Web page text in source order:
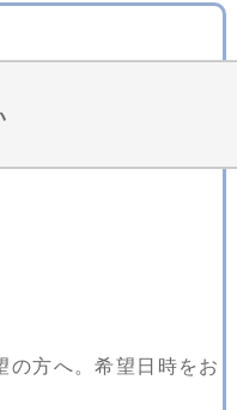
の方へ。希望日時をお